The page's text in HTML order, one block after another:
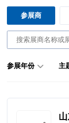
参展商
参展年份 主